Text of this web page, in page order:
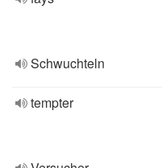
Schwuchteln
tempter